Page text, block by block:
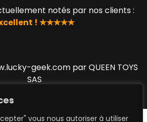
vous nous autoriser à utiliser
notés par nos clients :
! ★★★★★
geek.com par QUEEN TOYS
SAS